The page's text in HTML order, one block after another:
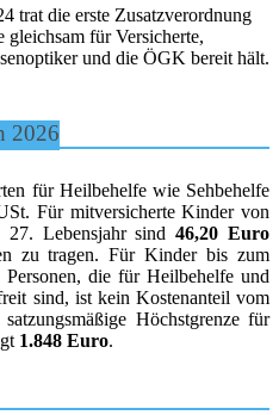
trat die erste Zusatzverordnung
für Versicherte,
und die ÖGK bereit hält.
2026
für Heilbehelfe wie Sehbehelfe
Für mitversicherte Kinder von
27. Lebensjahr sind46,20 Euro
zu tragen. Für Kinder bis zum
die für Heilbehelfe und
sind, ist kein Kostenanteil vom
Höchstgrenze für
1.848 Euro.